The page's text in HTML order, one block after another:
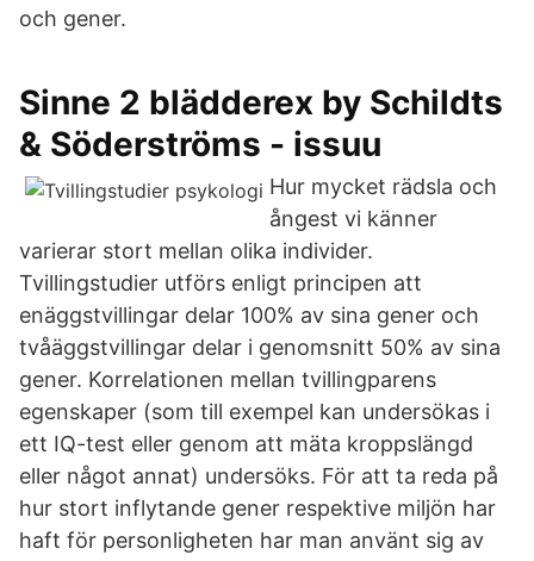
och gener.
Sinne 2 blädderex by Schildts
& Söderströms - issuu
Hur mycket rädsla och
ångest vi känner
varierar stort mellan olika individer.
Tvillingstudier utförs enligt principen att
enäggstvillingar delar 100% av sina gener och
tvåäggstvillingar delar i genomsnitt 50% av sina
gener. Korrelationen mellan tvillingparens
egenskaper (som till exempel kan undersökas i
ett IQ-test eller genom att mäta kroppslängd
eller något annat) undersöks. För att ta reda på
hur stort inflytande gener respektive miljön har
haft för personligheten har man använt sig av